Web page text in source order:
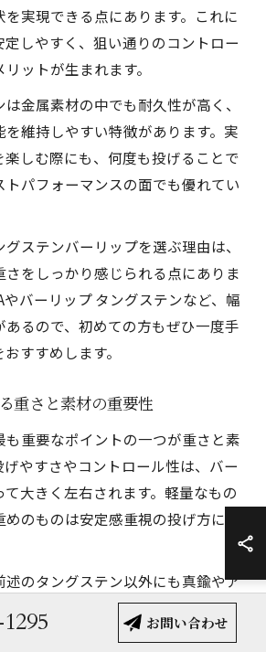
実現できる点にあります。これに
定しやすく、狙い通りのコントロー
ットが生まれます。
金属素材の中でも耐久性が高く、
維持しやすい特徴があります。実
しむ際にも、何度も投げることで
パフォーマンスの面でも優れてい
ステンバーリップを選ぶ理由は、
をしっかり感じられる点にありま
やバーリップ タングステンなど、幅
るので、初めての方もぜひ一度手
すすめします。
重さと素材の重要性
も重要なポイントの一つが重さと素
やすさやコントロール性は、バー
て大きく左右されます。軽量なもの
のものは安定感重視の投げ方に向
述のタングステン以外にも真鍮やア
います。真鍮製はコストを抑えたい
製は軽さ重視の方に人気です。バー
お問い合わせ